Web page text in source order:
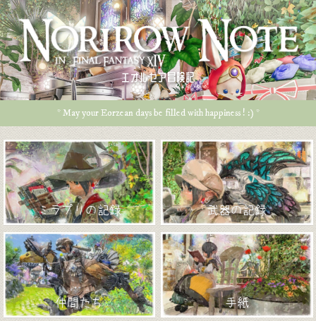
エオルゼア冒険記
* May your Eorzean days be filled with happiness ! :) *
ミラプリの記録 武器の記録
仲間たち 手紙